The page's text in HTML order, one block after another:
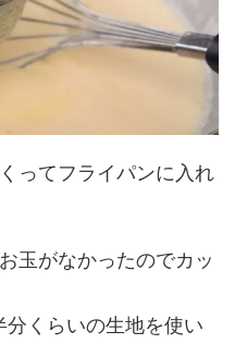
ってフライパンに入れ
玉がなかったのでカッ
分くらいの生地を使い